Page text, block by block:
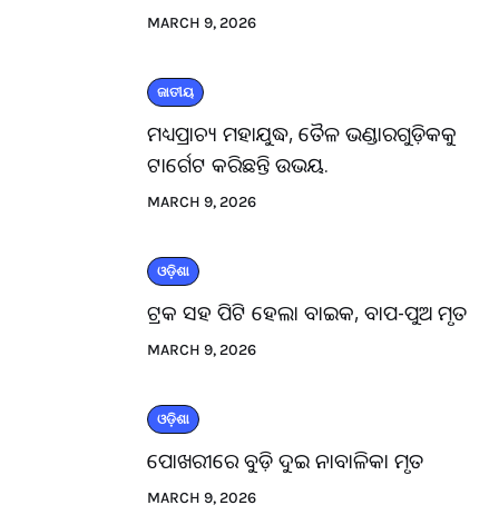
MARCH 9, 2026
ଜାତୀୟ
ମଧ୍ୟପ୍ରାଚ୍ୟ ମହାଯୁଦ୍ଧ, ତୈଳ ଭଣ୍ଡାରଗୁଡ଼ିକକୁ
ଟାର୍ଗେଟ କରିଛନ୍ତି ଉଭୟ.
MARCH 9, 2026
ଓଡ଼ିଶା
ଟ୍ରକ ସହ ପିଟି ହେଲା ବାଇକ, ବାପ-ପୁଅ ମୃତ
MARCH 9, 2026
ଓଡ଼ିଶା
ପୋଖରୀରେ ବୁଡ଼ି ଦୁଇ ନାବାଳିକା ମୃତ
MARCH 9, 2026